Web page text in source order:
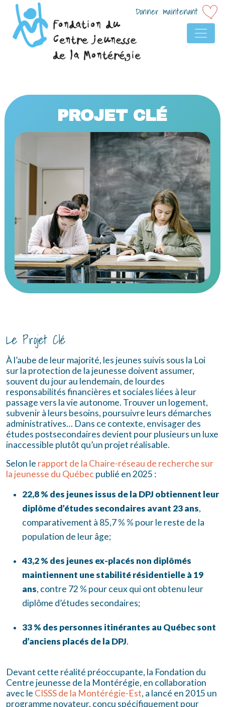
NAVIGATION
Donner maintenant
PROJET CLÉ
Le Projet Clé
À l’aube de leur majorité, les jeunes suivis sous la Loi
sur la protection de la jeunesse doivent assumer,
souvent du jour au lendemain, de lourdes
responsabilités financières et sociales liées à leur
passage vers la vie autonome. Trouver un logement,
subvenir à leurs besoins, poursuivre leurs démarches
administratives… Dans ce contexte, envisager des
études postsecondaires devient pour plusieurs un luxe
inaccessible plutôt qu’un projet réalisable.
Selon le rapport de la Chaire-réseau de recherche sur
la jeunesse du Québec publié en 2025 :
22,8 % des jeunes issus de la DPJ obtiennent leur
diplôme d’études secondaires avant 23 ans,
comparativement à 85,7 % % pour le reste de la
population de leur âge;
43,2 % des jeunes ex-placés non diplômés
maintiennent une stabilité résidentielle à 19
ans, contre 72 % pour ceux qui ont obtenu leur
diplôme d’études secondaires;
33 % des personnes itinérantes au Québec sont
d’anciens placés de la DPJ.
Devant cette réalité préoccupante, la Fondation du
Centre jeunesse de la Montérégie, en collaboration
avec le CISSS de la Montérégie-Est, a lancé en 2015 un
programme novateur, conçu spécifiquement pour